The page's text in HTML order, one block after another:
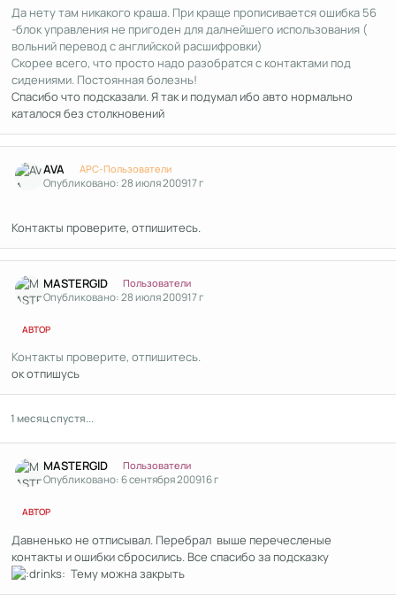
Да нету там никакого краша. При краще прописивается ошибка 56
-блок управления не пригоден для далнейшего использования (
вольний перевод с английской расшифровки)
Скорее всего, что просто надо разобратся с контактами под
сидениями. Постоянная болезнь!
Cпасибо что подсказали. Я так и подумал ибо авто нормально
каталося без столкновений
AVA APC-Пользователи
Опубликовано:28 июля 200917 г
Контакты проверите, отпишитесь.
MASTERGID Пользователи
Опубликовано:28 июля 200917 г
АВТОР
Контакты проверите, отпишитесь.
ок отпишусь
1 месяц спустя...
MASTERGID Пользователи
Опубликовано:6 сентября 200916 г
АВТОР
Давненько не отписывал. Перебрал выше перечесленые
контакты и ошибки сбросились. Все спасибо за подсказку
Тему можна закрыть